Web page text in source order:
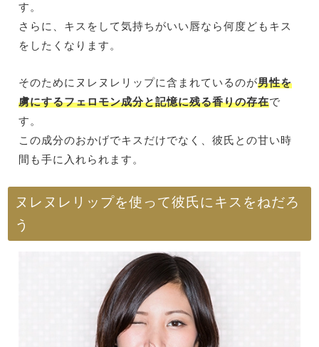
す。
さらに、キスをして気持ちがいい唇なら何度どもキス
をしたくなります。
そのためにヌレヌレリップに含まれているのが男性を
虜にするフェロモン成分と記憶に残る香りの存在で
す。
この成分のおかげでキスだけでなく、彼氏との甘い時
間も手に入れられます。
ヌレヌレリップを使って彼氏にキスをねだろ
う